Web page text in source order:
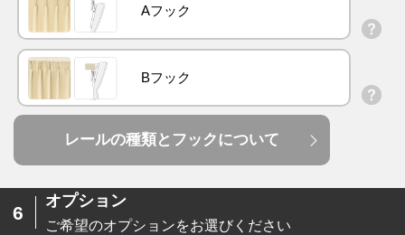
Aフック
Bフック
レールの種類とフックについて
6
オプション
ご希望のオプションをお選びください